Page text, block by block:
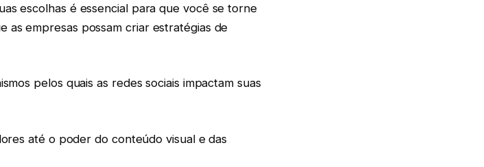
escolhas é essencial para que você se torne
as empresas possam criar estratégias de
pelos quais as redes sociais impactam suas
até o poder do conteúdo visual e das